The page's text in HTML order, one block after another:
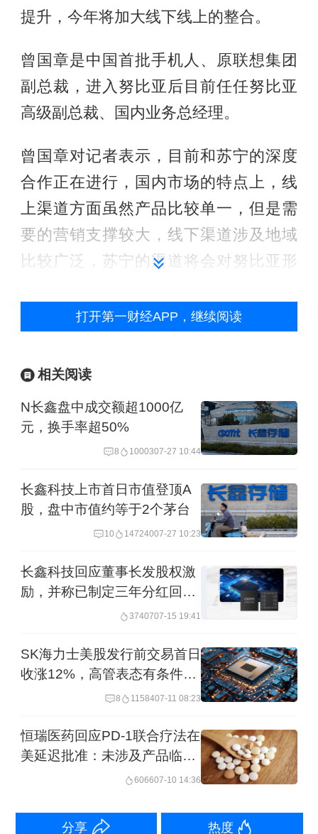
提升，今年将加大线下线上的整合。
曾国章是中国首批手机人、原联想集团
副总裁，进入努比亚后目前任任努比亚
高级副总裁、国内业务总经理。
曾国章对记者表示，目前和苏宁的深度
合作正在进行，国内市场的特点上，线
上渠道方面虽然产品比较单一，但是需
要的营销支撑较大，线下渠道涉及地域
比较广泛，苏宁的渠道将会对努比亚形
而对于目前国内手机市场的竞争情况，
亚本身没有做千元机的打算，还是希望
把关注的焦点放在中高端。
“但小屏市场仍有机会，小屏手机可以单
手操作、握持更舒适、且轻巧方便携
带。小屏依然有很大的市场空间。”
mini、Z7 mini、Z9 mini等四代屏幕尺寸
在4.7~5.0英寸的“mini”系列手机，这一
系列产品也被外界称为“小牛”。
不过，从尺寸来看，努比亚强调的小屏
并非业界共识的小屏(通常为4至4.5英寸
比4英寸的iPhone SE大了不少。从某种
层面来看，中国用户对于小屏的大小已
所带来的直接影响。
打开第一财经APP，继续阅读
相关阅读
N长鑫盘中成交额超1000亿
元，换手率超50%
8 1000307-27 10:44
长鑫科技上市首日市值登顶A
股，盘中市值约等于2个茅台
10 14724007-27 10:23
长鑫科技回应董事长发股权激
励，并称已制定三年分红回报
3740707-15 19:41
SK海力士美股发行前交易首日
收涨12%，高管表态有条件有
意愿发行更多股票
8 1158407-11 08:23
恒瑞医药回应PD-1联合疗法在
美延迟批准：未涉及产品临床
606607-10 14:36
分享 热度